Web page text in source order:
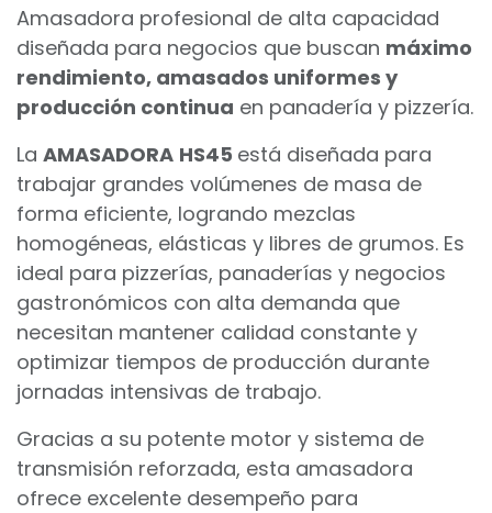
Amasadora profesional de alta capacidad
diseñada para negocios que buscan máximo
rendimiento, amasados uniformes y
producción continua en panadería y pizzería.
La AMASADORA HS45 está diseñada para
trabajar grandes volúmenes de masa de
forma eficiente, logrando mezclas
homogéneas, elásticas y libres de grumos. Es
ideal para pizzerías, panaderías y negocios
gastronómicos con alta demanda que
necesitan mantener calidad constante y
optimizar tiempos de producción durante
jornadas intensivas de trabajo.
Gracias a su potente motor y sistema de
transmisión reforzada, esta amasadora
ofrece excelente desempeño para